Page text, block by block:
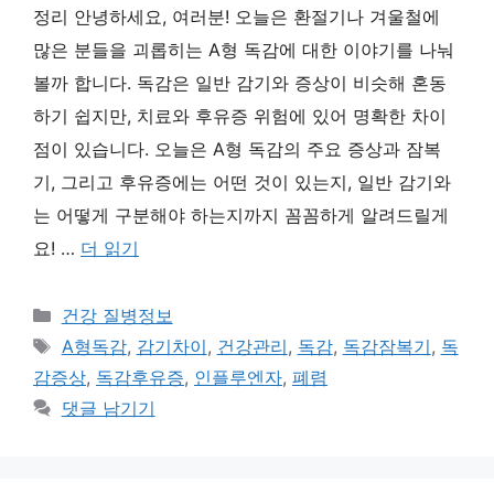
정리 안녕하세요, 여러분! 오늘은 환절기나 겨울철에
많은 분들을 괴롭히는 A형 독감에 대한 이야기를 나눠
볼까 합니다. 독감은 일반 감기와 증상이 비슷해 혼동
하기 쉽지만, 치료와 후유증 위험에 있어 명확한 차이
점이 있습니다. 오늘은 A형 독감의 주요 증상과 잠복
기, 그리고 후유증에는 어떤 것이 있는지, 일반 감기와
는 어떻게 구분해야 하는지까지 꼼꼼하게 알려드릴게
요! … 더 읽기
카
테
고
리
건강 질병정보
태
그
A형독감, 감기차이, 건강관리, 독감, 독감잠복기, 독
감증상, 독감후유증, 인플루엔자, 폐렴
댓글 남기기